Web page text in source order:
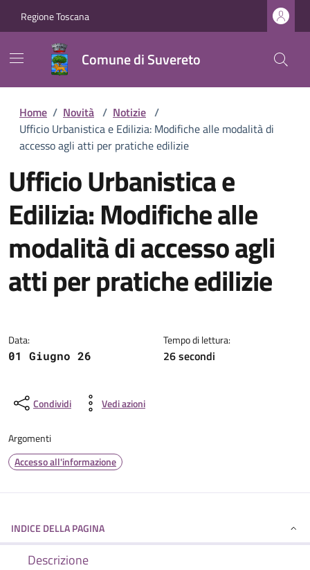
Regione Toscana
Comune di Suvereto
Home / Novità / Notizie /
Ufficio Urbanistica e Edilizia: Modifiche alle modalità di
accesso agli atti per pratiche edilizie
Ufficio Urbanistica e
Edilizia: Modifiche alle
modalità di accesso agli
atti per pratiche edilizie
Data:
01 Giugno 26
Tempo di lettura:
26 secondi
Condividi Vedi azioni
Argomenti
Accesso all'informazione
INDICE DELLA PAGINA
Descrizione